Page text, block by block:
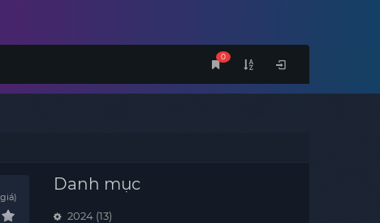
0
Danh mục
2024 (13)